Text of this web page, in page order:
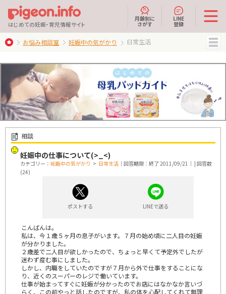
はじめての妊娠・育児情報サイト
月齢別に
さがす
LINE
登録
お悩み相談室 妊娠中の気がかり 日常生活
相談
妊娠中の仕事について(>_<)
カテゴリー： 妊娠中の気がかり > 日常生活 ｜回答期限：終了 2011/09/21｜ | 回答数
(24)
ポストする LINEで送る
こんばんは。
私は、今１歳５ヶ月の息子がいます。７月の始め頃に二人目の妊娠
が分かりました。
２歳差で二人目が欲しかったので、ちょっと早くて予定外でしたが
迷わず産む事にしました。
しかし、内職をしていたのですが７月から外で仕事をすることにな
り、近くのスーパーのレジで働いています。
仕事が始まってすぐに妊娠が分かったのでお店にはなかなか言いづ
らく、この前やっと話したのですが、私の体を心配してくれて無理